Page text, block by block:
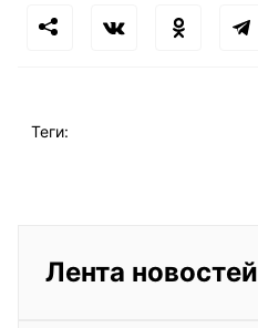
Теги:
Лента новостей